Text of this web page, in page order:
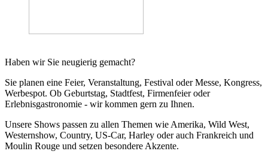
Haben wir Sie neugierig gemacht?
Sie planen eine Feier, Veranstaltung, Festival oderMesse, Kongress,
Werbespot. Ob Geburtstag, Stadtfest, Firmenfeier oder
Erlebnisgastronomie - wir kommen gern zu Ihnen.
Unsere Shows passen zu allen Themen wie Amerika, Wild West,
Westernshow, Country, US-Car, Harley oder auch Frankreich und
Moulin Rouge und setzen besondere Akzente.